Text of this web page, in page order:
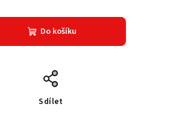
Do košíku
Sdílet